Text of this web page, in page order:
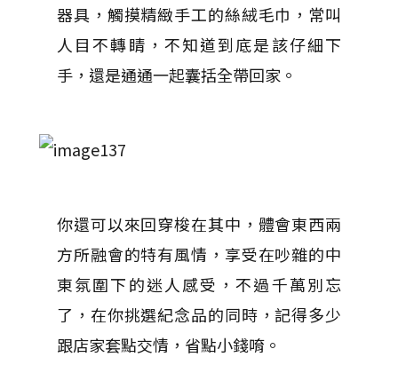
器具，觸摸精緻手工的絲絨毛巾，常叫
人目不轉睛，不知道到底是該仔細下
手，還是通通一起囊括全帶回家。
你還可以來回穿梭在其中，體會東西兩
方所融會的特有風情，享受在吵雜的中
東氛圍下的迷人感受，不過千萬別忘
了，在你挑選紀念品的同時，記得多少
跟店家套點交情，省點小錢唷。